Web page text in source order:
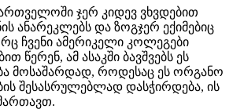
ჯერ კიდევ ვხვდებით
ანარეკლებს და ზოგჯერ ექიმებიც
ჩვენი ამერიკელი კოლეგები
წერენ, ამ ასაკში ბავშვებს ეს
მოსაშარდად, როდესაც ეს ორგანო
შესასრულებლად დასჭირდება, ის